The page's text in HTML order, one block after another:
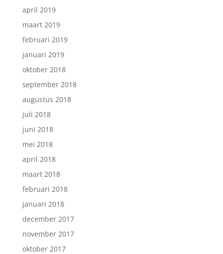
april 2019
maart 2019
februari 2019
januari 2019
oktober 2018
september 2018
augustus 2018
juli 2018
juni 2018
mei 2018
april 2018
maart 2018
februari 2018
januari 2018
december 2017
november 2017
oktober 2017